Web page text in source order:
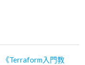
Terraform入門教